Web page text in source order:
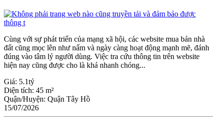
Cùng với sự phát triển của mạng xã hội, các website mua bán nhà
đất cũng mọc lên như nấm và ngày càng hoạt động mạnh mẽ, đánh
đúng vào tâm lý người dùng. Việc tra cứu thông tin trên website
hiện nay cũng được cho là khá nhanh chóng...
Giá: 5.1tỷ
Diện tích: 45 m²
Quận/Huyện: Quận Tây Hồ
15/07/2026